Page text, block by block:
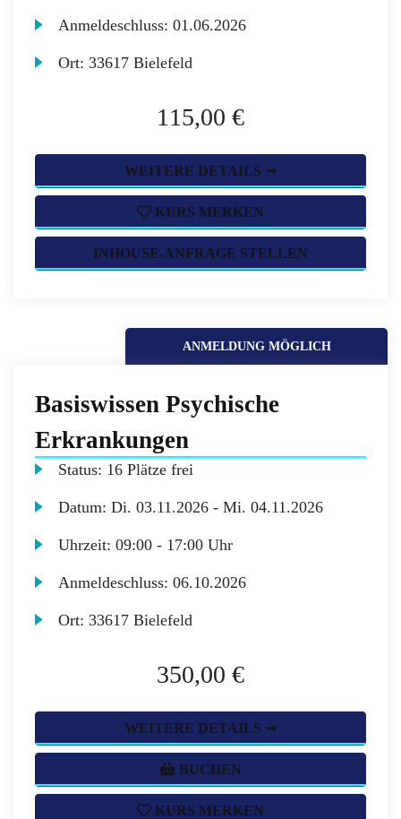
Anmeldeschluss:01.06.2026
Ort:33617 Bielefeld
115,00 €
WEITERE DETAILS ➞
KURS MERKEN
INHOUSE-ANFRAGE STELLEN
ANMELDUNG MÖGLICH
Basiswissen Psychische
Erkrankungen
Status: 16 Plätze frei
Datum:Di. 03.11.2026 -Mi. 04.11.2026
Uhrzeit:09:00 - 17:00 Uhr
Anmeldeschluss:06.10.2026
Ort:33617 Bielefeld
350,00 €
WEITERE DETAILS ➞
BUCHEN
KURS MERKEN